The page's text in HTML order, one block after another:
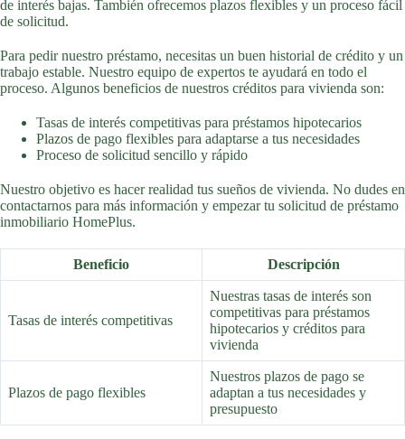
de interés bajas. También ofrecemos plazos flexibles y un proceso fácil
de solicitud.
Para pedir nuestro préstamo, necesitas un buen historial de crédito y un
trabajo estable. Nuestro equipo de expertos te ayudará en todo el
proceso. Algunos beneficios de nuestros créditos para vivienda son:
Tasas de interés competitivas para préstamos hipotecarios
Plazos de pago flexibles para adaptarse a tus necesidades
Proceso de solicitud sencillo y rápido
Nuestro objetivo es hacer realidad tus sueños de vivienda. No dudes en
contactarnos para más información y empezar tu solicitud de préstamo
inmobiliario HomePlus.
Beneficio Descripción
Tasas de interés competitivas
Nuestras tasas de interés son
competitivas para préstamos
hipotecarios y créditos para
vivienda
Plazos de pago flexibles
Nuestros plazos de pago se
adaptan a tus necesidades y
presupuesto